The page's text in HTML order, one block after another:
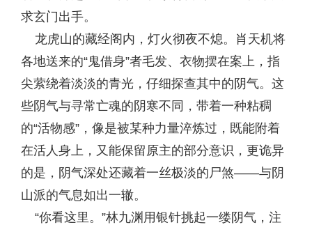
求玄门出手。
龙虎山的藏经阁内，灯火彻夜不熄。肖天机将
各地送来的“鬼借身”者毛发、衣物摆在案上，指
尖萦绕着淡淡的青光，仔细探查其中的阴气。这
些阴气与寻常亡魂的阴寒不同，带着一种粘稠
的“活物感”，像是被某种力量淬炼过，既能附着
在活人身上，又能保留原主的部分意识，更诡异
的是，阴气深处还藏着一丝极淡的尸煞——与阴
山派的气息如出一辙。
“你看这里。”林九渊用银针挑起一缕阴气，注